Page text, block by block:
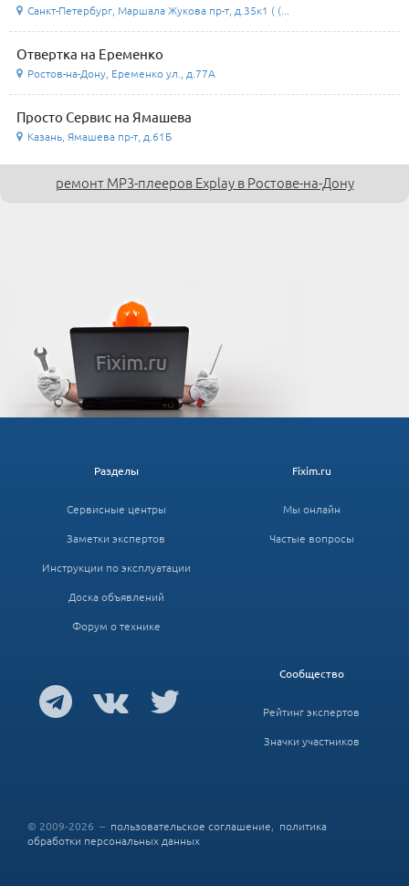
Санкт-Петербург, Маршала Жукова пр-т, д.35к1 ( (...
Отвертка на Еременко
Ростов-на-Дону, Еременко ул., д.77А
Просто Сервис на Ямашева
Казань, Ямашева пр-т, д.61Б
ремонт MP3-плееров Explay в Ростове-на-Дону
Fixim.ru
Мы онлайн
Частые вопросы
Разделы
Сервисные центры
Заметки экспертов
Инструкции по эксплуатации
Доска объявлений
Форум о технике
Сообщество
Рейтинг экспертов
Значки участников
© 2009-2026 – пользовательское соглашение, политика
обработки персональных данных